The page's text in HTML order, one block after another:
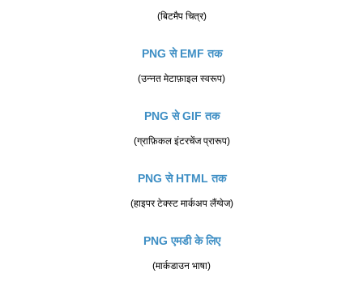
(बिटमैप चित्र)
PNG से EMF तक
(उन्नत मेटाफ़ाइल स्वरूप)
PNG से GIF तक
(ग्राफ़िकल इंटरचेंज प्रारूप)
PNG से HTML तक
(हाइपर टेक्स्ट मार्कअप लैंग्वेज)
PNG एमडी के लिए
(मार्कडाउन भाषा)